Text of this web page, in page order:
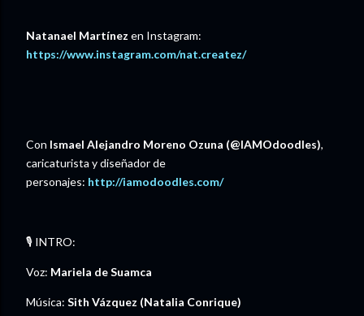
Natanael Martínez en Instagram:
https://www.instagram.com/nat.createz/⁠⁠⁠⁠
Con Ismael Alejandro Moreno Ozuna (@IAMOdoodles),
caricaturista y diseñador de
personajes: http://iamodoodles.com/
🎙️ INTRO:
Voz: Mariela de Suamca
Música: ⁠ Sith Vázquez (Natalia Conrique)⁠